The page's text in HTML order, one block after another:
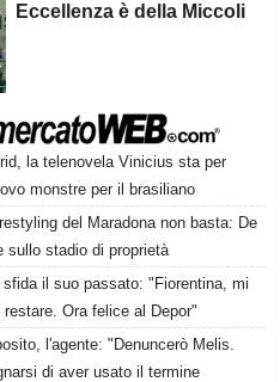
Eccellenza è della Miccoli
la telenovela Vinicius sta per
monstre per il brasiliano
del Maradona non basta: De
sullo stadio di proprietà
il suo passato: "Fiorentina, mi
Ora felice al Depor"
l'agente: "Denuncerò Melis.
di aver usato il termine